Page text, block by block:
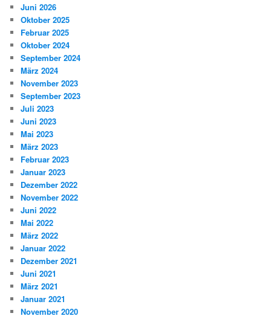
Juni 2026
Oktober 2025
Februar 2025
Oktober 2024
September 2024
März 2024
November 2023
September 2023
Juli 2023
Juni 2023
Mai 2023
März 2023
Februar 2023
Januar 2023
Dezember 2022
November 2022
Juni 2022
Mai 2022
März 2022
Januar 2022
Dezember 2021
Juni 2021
März 2021
Januar 2021
November 2020